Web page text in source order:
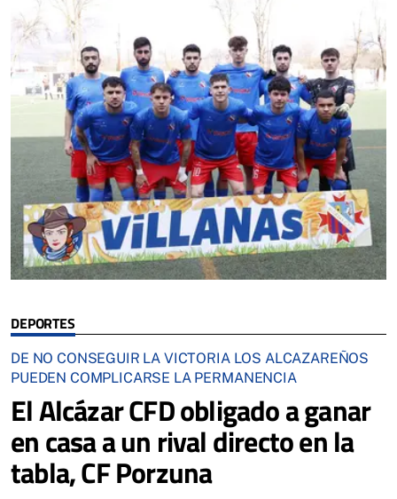
DEPORTES
DE NO CONSEGUIR LA VICTORIA LOS ALCAZAREÑOS
PUEDEN COMPLICARSE LA PERMANENCIA
El Alcázar CFD obligado a ganar
en casa a un rival directo en la
tabla, CF Porzuna